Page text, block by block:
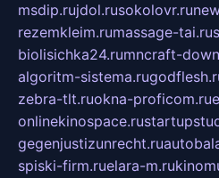
msdip.rujdol.rusokolovr.ru
rezemkleim.rumassage-tai.ru
biolisichka24.rumncraft-
algoritm-sistema.ru
zebra-tlt.ruokna-proficom.ru
onlinekinospace.ru
gegenjustizunrecht.ru
spiski-firm.ruelara-m.ru